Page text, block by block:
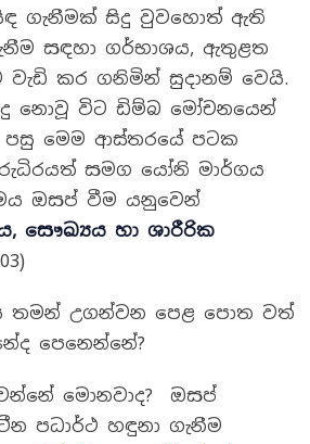
ගැනීමක් සිදු වුවහොත් ඇති
සඳහා ගර්භාශය, ඇතුළත
කර ගනිමින් සුදානම් වෙයි.
නොවූ විට ඩිම්බ මෝචනයෙන්
මෙම ආස්තරයේ පටක
සමග යෝනි මාර්ගය
ඔසප් වීම යනුවෙන්
සෞඛ්‍යය හා ශාරීරික
උගන්වන පෙළ පොත වත්
පෙනෙන්නේ?
මොනවාද? ඔසප්
පධාර්ථ හඳුනා ගැනීම